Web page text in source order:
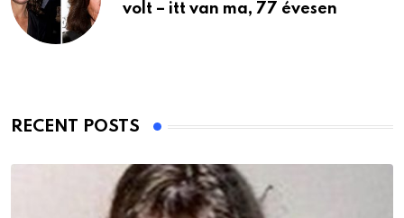
volt – itt van ma, 77 évesen
RECENT POSTS